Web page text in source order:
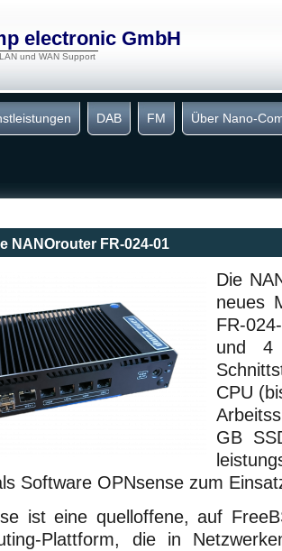
electronic GmbH
und WAN Support
DAB FM Über Nano-
NANOrouter FR-024-01
Die
neues
FR-
und 4
CPU
GB
Software OPNsense zum
ist eine quelloffene, auf
Plattform, die in